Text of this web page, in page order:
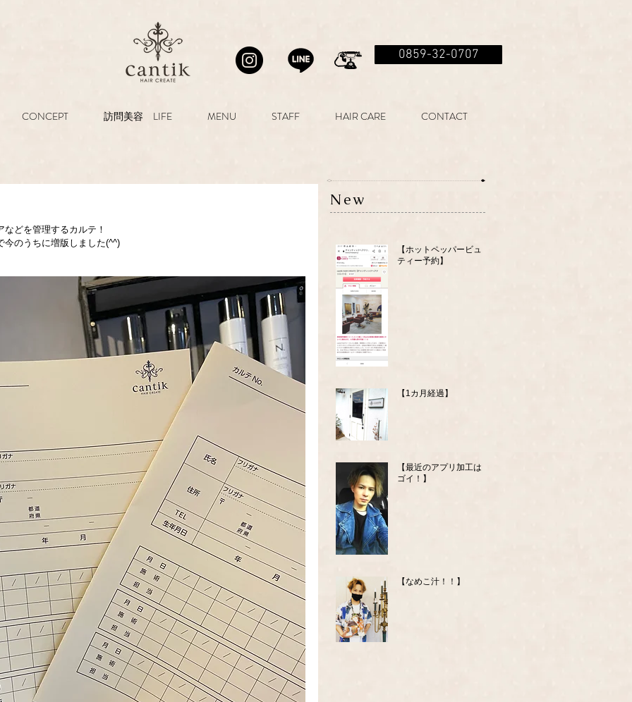
0859-32-0707
CONCEPT 訪問美容 LIFE MENU STAFF HAIR CARE CONTACT
どを管理するカルテ！
今のうちに増版しました(^^)
New
【ホットペッパービュー
ティー予約】
【1カ月経過】
【最近のアプリ加工はス
ゴイ！】
【なめこ汁！！】